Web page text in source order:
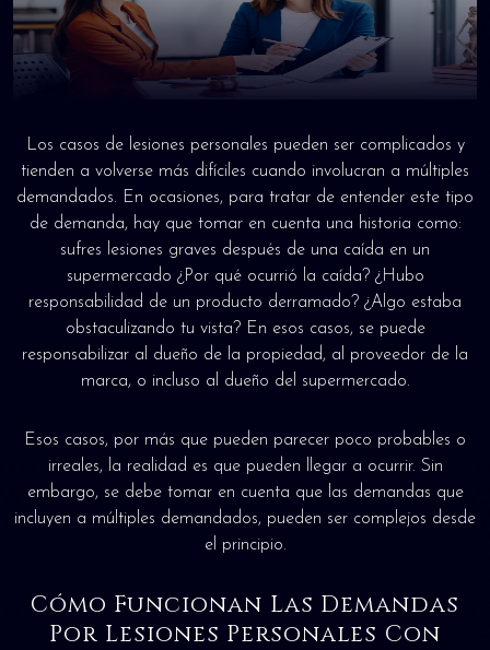
Los casos de lesiones personales pueden ser complicados y
tienden a volverse más difíciles cuando involucran a múltiples
demandados. En ocasiones, para tratar de entender este tipo
de demanda, hay que tomar en cuenta una historia como:
sufres lesiones graves después de una caída en un
supermercado ¿Por qué ocurrió la caída? ¿Hubo
responsabilidad de un producto derramado? ¿Algo estaba
obstaculizando tu vista? En esos casos, se puede
responsabilizar al dueño de la propiedad, al proveedor de la
marca, o incluso al dueño del supermercado.
Esos casos, por más que pueden parecer poco probables o
irreales, la realidad es que pueden llegar a ocurrir. Sin
embargo, se debe tomar en cuenta que las demandas que
incluyen a múltiples demandados, pueden ser complejos desde
el principio.
Cómo Funcionan Las Demandas
Por Lesiones Personales Con